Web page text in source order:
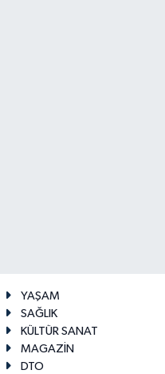
YAŞAM
SAĞLIK
KÜLTÜR SANAT
MAGAZİN
DTO